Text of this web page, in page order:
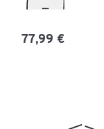
77,99 €